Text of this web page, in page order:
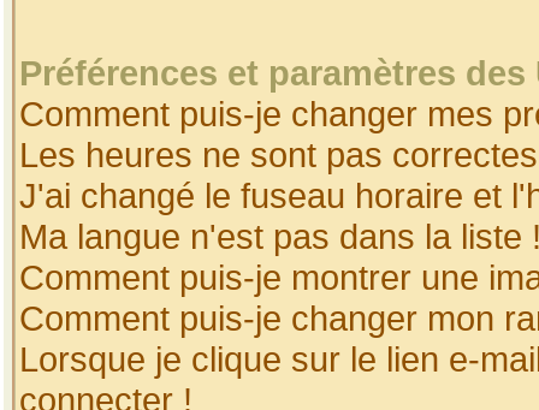
Préférences et paramètres
Comment puis-je changer mes
Les heures ne sont pas
J'ai changé le fuseau horaire et
Ma langue n'est pas dans la liste
Comment puis-je montrer une
Comment puis-je changer mon
Lorsque je clique sur le lien e-
connecter !